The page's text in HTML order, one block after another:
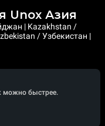
Unox Азия
| Kazakhstan /
/ Узбекистан |
можно быстрее.